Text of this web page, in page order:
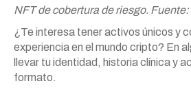
NFT de cobertura de riesgo. Fuente:
¿Te interesa tener activos únicos y
experiencia en el mundo cripto? En
llevar tu identidad, historia clínica y
formato.